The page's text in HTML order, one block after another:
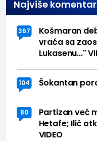
Najviše
367
Košmaran
vraća sa
Lukasenu..."
104 Šokantan
80
Partizan već
Hetafe; Ilić
VIDEO